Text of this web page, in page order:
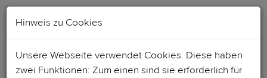
Hinweis zu Cookies
Unsere Webseite verwendet Cookies. Diese haben
zwei Funktionen: Zum einen sind sie erforderlich für